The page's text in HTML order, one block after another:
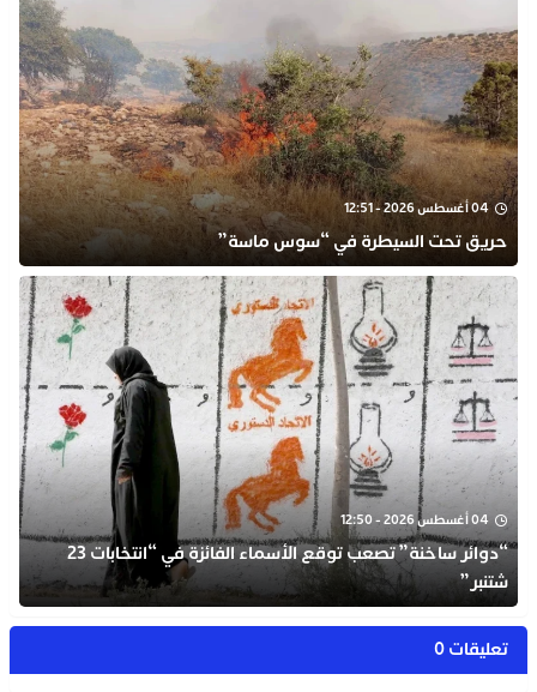
04 أغسطس 2026 - 12:51
حريق تحت السيطرة في “سوس ماسة”
04 أغسطس 2026 - 12:50
“دوائر ساخنة” تصعب توقع الأسماء الفائزة في “انتخابات 23
شتنبر”
تعليقات 0